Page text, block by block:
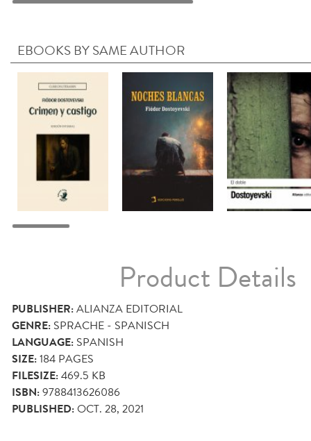
EBOOKS BY SAME AUTHOR
Product Details
PUBLISHER:ALIANZA EDITORIAL
GENRE: SPRACHE - SPANISCH
LANGUAGE: SPANISH
SIZE:184 PAGES
FILESIZE:469.5 KB
ISBN:9788413626086
PUBLISHED:OCT. 28, 2021